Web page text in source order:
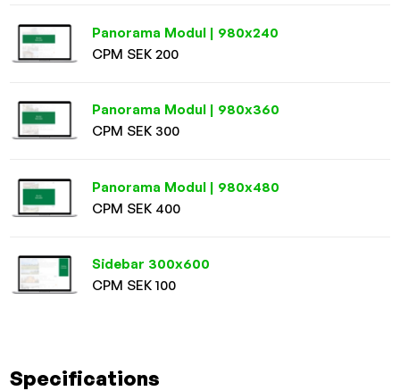
Panorama Modul | 980x240
CPM SEK 200
Panorama Modul | 980x360
CPM SEK 300
Panorama Modul | 980x480
CPM SEK 400
Sidebar 300x600
CPM SEK 100
Specifications